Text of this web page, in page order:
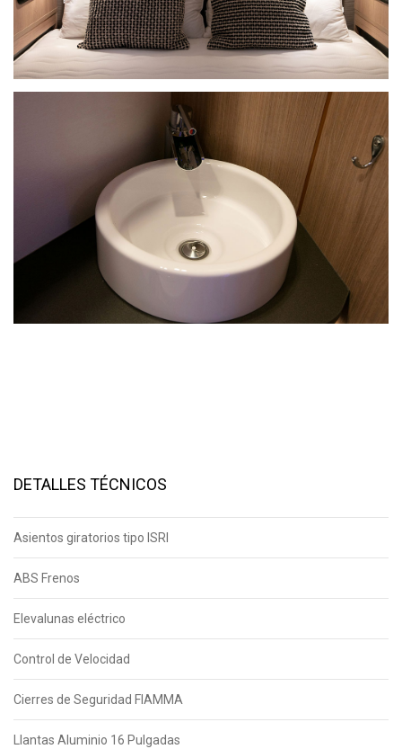
DETALLES TÉCNICOS
Asientos giratorios tipo ISRI
ABS Frenos
Elevalunas eléctrico
Control de Velocidad
Cierres de Seguridad FIAMMA
Llantas Aluminio 16 Pulgadas